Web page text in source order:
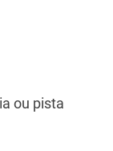
ou pista